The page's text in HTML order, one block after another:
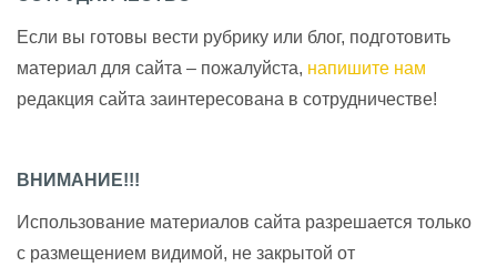
Если вы готовы вести рубрику или блог, подготовить
материал для сайта – пожалуйста, напишите нам
редакция сайта заинтересована в сотрудничестве!
ВНИМАНИЕ!!!
Использование материалов сайта разрешается только
с размещением видимой, не закрытой от